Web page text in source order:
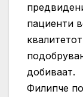
пациенти
добиваат.
Филипче